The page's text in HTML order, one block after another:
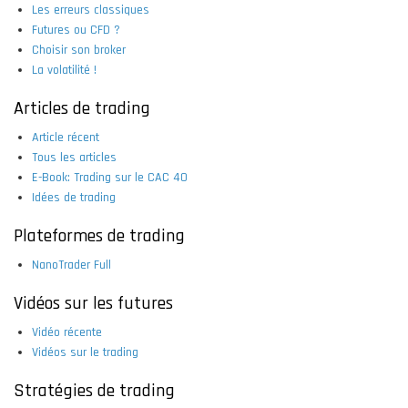
Les erreurs classiques
Futures ou CFD ?
Choisir son broker
La volatilité !
Articles de trading
Article récent
Tous les articles
E-Book: Trading sur le CAC 40
Idées de trading
Plateformes de trading
NanoTrader Full
Vidéos sur les futures
Vidéo récente
Vidéos sur le trading
Stratégies de trading